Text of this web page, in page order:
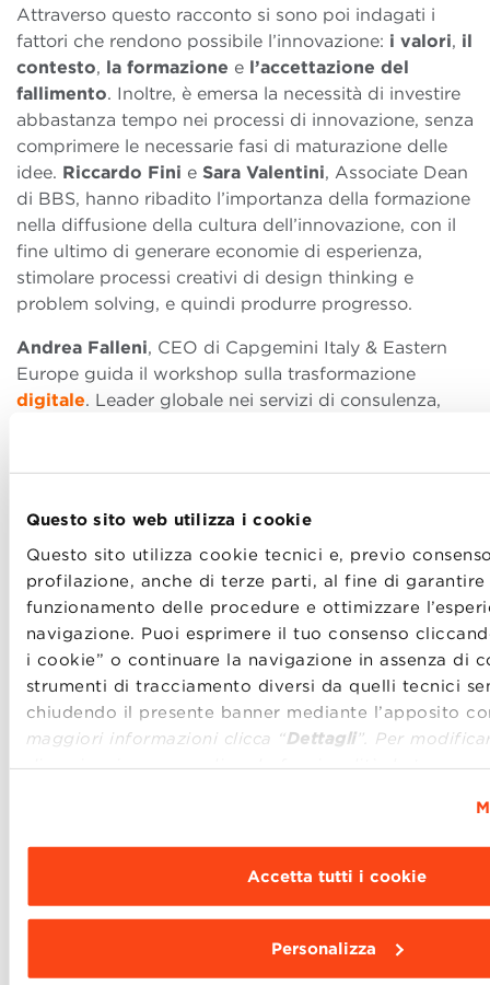
Questo sito web utilizza i cookie
Questo sito utilizza cookie tecnici e, previo
profilazione, anche di terze parti, al fine di
funzionamento delle procedure e ottimizzare
navigazione. Puoi esprimere il tuo consenso
i cookie” o continuare la navigazione in assenza di
strumenti di tracciamento diversi da quelli tecnici
chiudendo il presente banner mediante l’apposito
maggiori informazioni clicca “Dettagli”. Per
di navigazione e scegliere le funzionalità, le terze
Accetta tutti i cookie
Personalizza
Attraverso questo racconto si sono poi indagati i
fattori che rendono possibile l’innovazione: i valori, il
contesto, la formazione e l’accettazione del
fallimento. Inoltre, è emersa la necessità di investire
abbastanza tempo nei processi di innovazione, senza
comprimere le necessarie fasi di maturazione delle
idee. Riccardo Fini e Sara Valentini, Associate Dean
di BBS, hanno ribadito l’importanza della formazione
nella diffusione della cultura dell’innovazione, con il
fine ultimo di generare economie di esperienza,
stimolare processi creativi di design thinking e
problem solving, e quindi produrre progresso.
Andrea Falleni, CEO di Capgemini Italy & Eastern
Europe guida il workshop sulla trasformazione
digitale. Leader globale nei servizi di consulenza,
consentono alle organizzazioni di raggiungere un
trarre beneficio dalle tecnologie digitali non sono
solamente i processi produttivi delle aziende ma
anche la loro relazione con i clienti e le comunità che
vengono a crearsi attorno ai loro prodotti. Ne porta
un esempioPatrizia Cianetti, Marketing Director di
Ducati, spiegando come gli strumenti digitali hanno
permesso all’azienda di raggiungere la propria
community in tutto il mondo, rendendola partecipe
degli eventi più importanti dedicati ai Ducatisti. Ad
arricchire il dibattitoMaurizio Gabbrielli, Direttore
Digital Business di BBS.